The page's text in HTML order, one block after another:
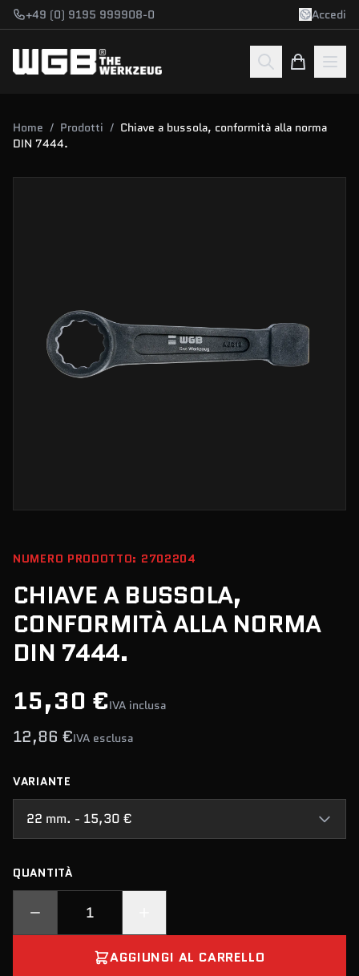
Vai al contenuto
+49 (0) 9195 999908-0 Accedi
Home / Prodotti / Chiave a bussola, conformità alla norma
DIN 7444.
NUMERO PRODOTTO: 2702204
CHIAVE A BUSSOLA,
CONFORMITÀ ALLA NORMA
DIN 7444.
15,30 €IVA inclusa
12,86 €IVA esclusa
VARIANTE
22 mm. - 15,30 €
QUANTITÀ
AGGIUNGI AL CARRELLO